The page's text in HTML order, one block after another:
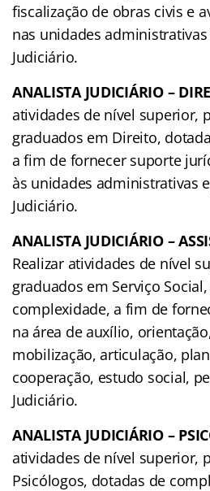
fiscalização de obras civis e
nas unidades
Judiciário.
ANALISTA JUDICIÁRIO –
atividades de nível superior,
graduados em Direito,
a fim de fornecer suporte
às unidades administrativas
Judiciário.
ANALISTA JUDICIÁRIO –
Realizar atividades de nível
graduados em Serviço
complexidade, a fim de
na área de auxílio,
mobilização, articulação,
cooperação, estudo social,
Judiciário.
ANALISTA JUDICIÁRIO –
atividades de nível superior,
Psicólogos, dotadas de